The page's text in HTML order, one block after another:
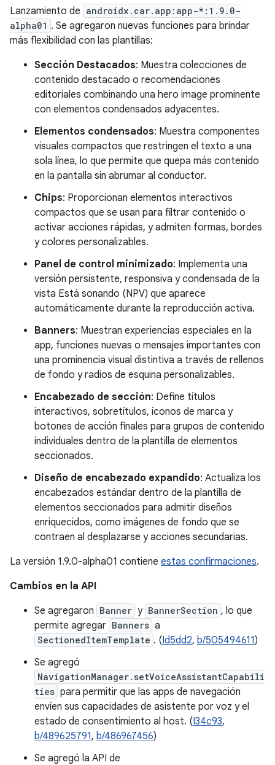
Lanzamiento de androidx.car.app:app-*:1.9.0-
alpha01 . Se agregaron nuevas funciones para brindar
más flexibilidad con las plantillas:
Sección Destacados: Muestra colecciones de
contenido destacado o recomendaciones
editoriales combinando una hero image prominente
con elementos condensados adyacentes.
Elementos condensados: Muestra componentes
visuales compactos que restringen el texto a una
sola línea, lo que permite que quepa más contenido
en la pantalla sin abrumar al conductor.
Chips: Proporcionan elementos interactivos
compactos que se usan para filtrar contenido o
activar acciones rápidas, y admiten formas, bordes
y colores personalizables.
Panel de control minimizado: Implementa una
versión persistente, responsiva y condensada de la
vista Está sonando (NPV) que aparece
automáticamente durante la reproducción activa.
Banners: Muestran experiencias especiales en la
app, funciones nuevas o mensajes importantes con
una prominencia visual distintiva a través de rellenos
de fondo y radios de esquina personalizables.
Encabezado de sección: Define títulos
interactivos, sobretítulos, íconos de marca y
botones de acción finales para grupos de contenido
individuales dentro de la plantilla de elementos
seccionados.
Diseño de encabezado expandido: Actualiza los
encabezados estándar dentro de la plantilla de
elementos seccionados para admitir diseños
enriquecidos, como imágenes de fondo que se
contraen al desplazarse y acciones secundarias.
La versión 1.9.0-alpha01 contiene estas confirmaciones.
Cambios en la API
Se agregaron Banner y BannerSection , lo que
permite agregar Banners a
SectionedItemTemplate . (Id5dd2, b/505494611)
Se agregó
NavigationManager.setVoiceAssistantCapabili
ties para permitir que las apps de navegación
envíen sus capacidades de asistente por voz y el
estado de consentimiento al host. (I34c93,
b/489625791, b/486967456)
Se agregó la API de